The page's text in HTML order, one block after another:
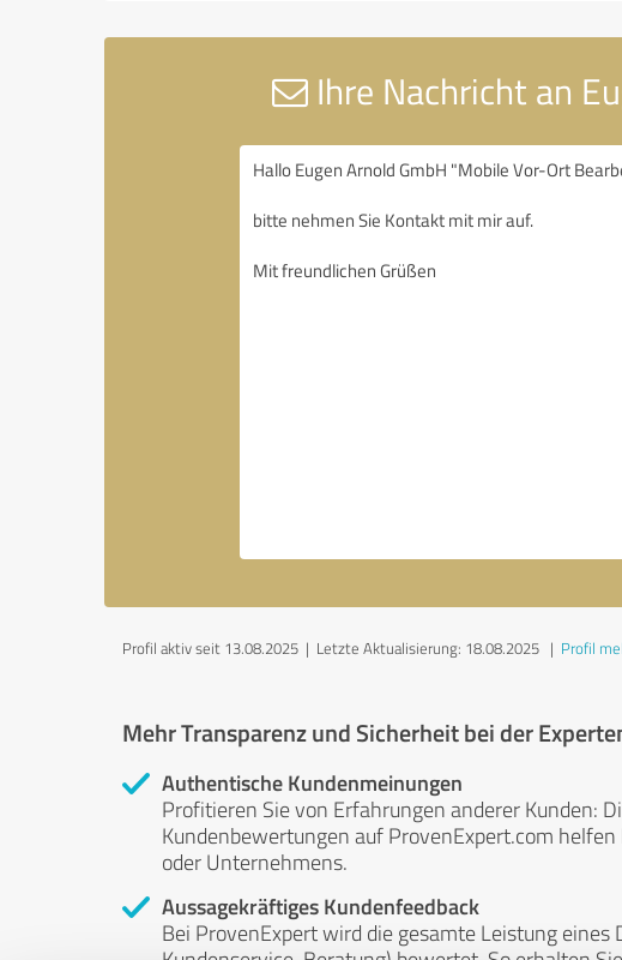
Ihre Nachricht an
Profil aktiv seit 13.08.2025 | Letzte Aktualisierung: 18.08.2025 | Profil
Mehr Transparenz und Sicherheit bei der
Authentische Kundenmeinungen
Profitieren Sie von Erfahrungen anderer Kunden:
Kundenbewertungen auf ProvenExpert.com
oder Unternehmens.
Aussagekräftiges Kundenfeedback
Bei ProvenExpert wird die gesamte Leistung